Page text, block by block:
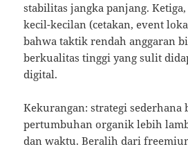
stabilitas jangka panjang.
kecil-kecilan (cetakan, event
bahwa taktik rendah anggaran
berkualitas tinggi yang sulit
digital.
Kekurangan: strategi sederhana
pertumbuhan organik lebih
dan waktu. Beralih dari